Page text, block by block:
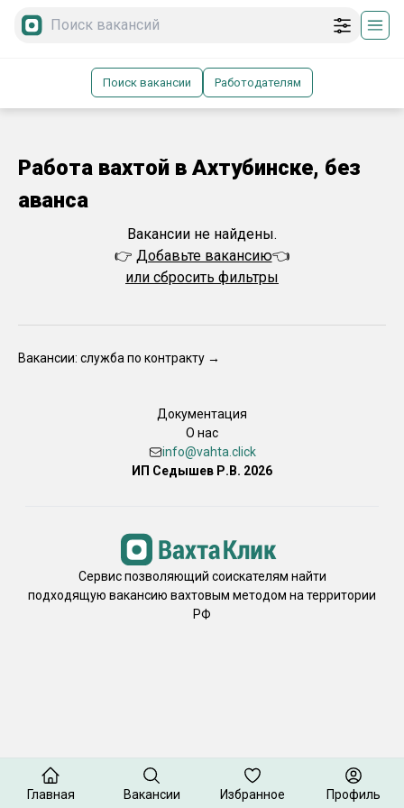
Поиск вакансии Работодателям
Работа вахтой в Ахтубинске, без
аванса
Вакансии не найдены.
👉 Добавьте вакансию👈
или сбросить фильтры
Вакансии: служба по контракту →
Документация
О нас
info@vahta.click
ИП Седышев Р.В. 2026
Сервис позволяющий соискателям найти
подходящую вакансию вахтовым методом на территории
РФ
Главная Вакансии Избранное Профиль